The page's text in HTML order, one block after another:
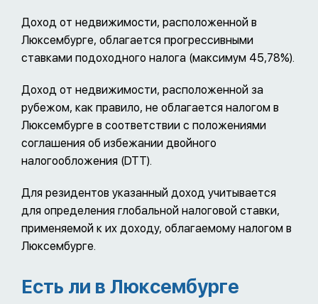
Доход от недвижимости, расположенной в
Люксембурге, облагается прогрессивными
ставками подоходного налога (максимум 45,78%).
Доход от недвижимости, расположенной за
рубежом, как правило, не облагается налогом в
Люксембурге в соответствии с положениями
соглашения об избежании двойного
налогообложения (DTT).
Для резидентов указанный доход учитывается
для определения глобальной налоговой ставки,
применяемой к их доходу, облагаемому налогом в
Люксембурге.
Есть ли в Люксембурге